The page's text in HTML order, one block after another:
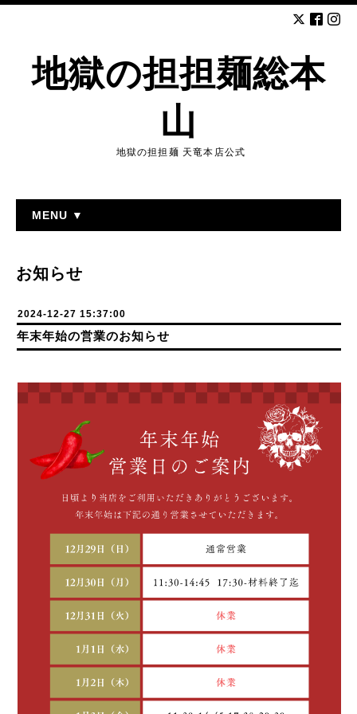
地獄の担担麺総本
山
地獄の担担麺 天竜本店公式
MENU ▼
お知らせ
2024-12-27 15:37:00
年末年始の営業のお知らせ